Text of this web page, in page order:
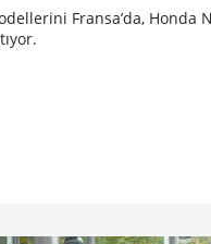
Fransa’da, Honda